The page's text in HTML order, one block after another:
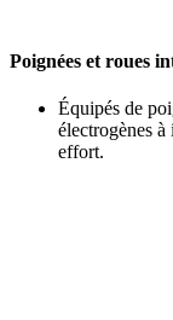
Poignées et roues
Équipés de
électrogènes
effort.